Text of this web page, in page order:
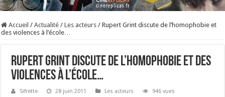
Accueil / Actualité / Les acteurs / Rupert Grint discute de l’homophobie et
des violences à l’école…
Rupert Grint discute de l’homophobie et des
violences à l’école…
Sifrette 28 juin 2011 Les acteurs 946 vues